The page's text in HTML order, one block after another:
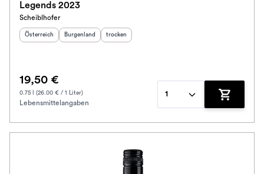
Legends 2023
Scheiblhofer
Herkunftsland
Österreich Herkunftsregion:
Burgenland Geschmack
trocken
19,50 €
0.75 l (26.00 € / 1 Liter)
Lebensmittelangaben
1
Zum